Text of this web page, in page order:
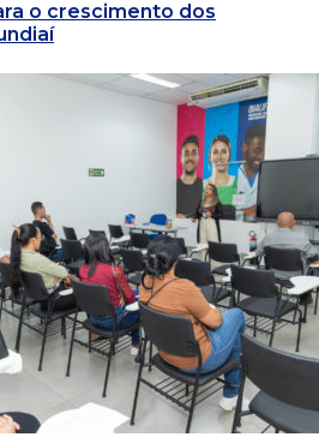
o crescimento dos